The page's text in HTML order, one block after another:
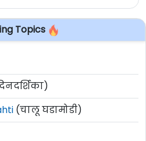
Topics
(चालू घडामोडी)